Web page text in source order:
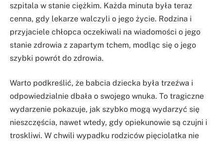
szpitala w stanie ciężkim. Każda minuta była teraz
cenna, gdy lekarze walczyli o jego życie. Rodzina i
przyjaciele chłopca oczekiwali na wiadomości o jego
stanie zdrowia z zapartym tchem, modląc się o jego
szybki powrót do zdrowia.
Warto podkreślić, że babcia dziecka była trzeźwa i
odpowiedzialnie dbała o swojego wnuka. To tragiczne
wydarzenie pokazuje, jak szybko mogą wydarzyć się
nieszczęścia, nawet wtedy, gdy opiekunowie są czujni i
troskliwi. W chwili wypadku rodziców pięciolatka nie